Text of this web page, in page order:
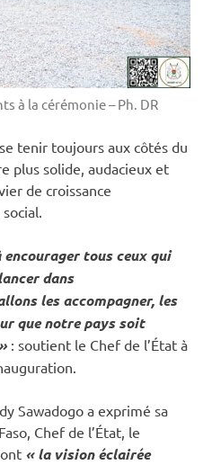
à la cérémonie – Ph. DR
tenir toujours aux côtés du
plus solide, audacieux et
de croissance
tous ceux qui
dans
les accompagner, les
que notre pays soit
: soutient le Chef de l’État à
Sawadogo a exprimé sa
Chef de l’État, le
« la vision éclairée